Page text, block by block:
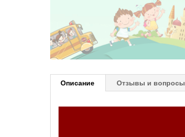
Описание Отзывы и вопросы